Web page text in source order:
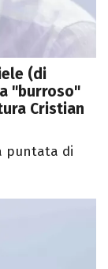
(di
"burroso"
Cristian
puntata di